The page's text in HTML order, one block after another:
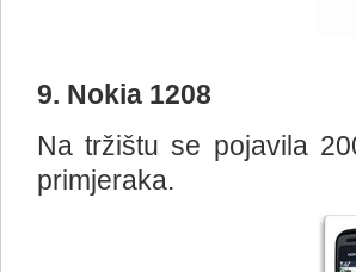
9. Nokia 1208
Na tržištu se pojavila
primjeraka.